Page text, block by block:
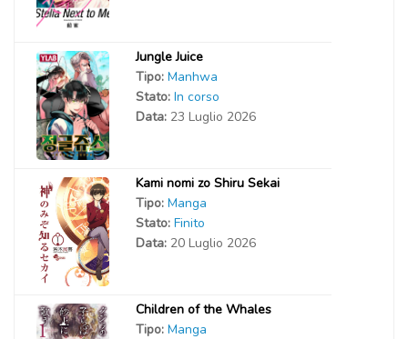
Jungle Juice
Tipo: Manhwa
Stato: In corso
Data: 23 Luglio 2026
Kami nomi zo Shiru Sekai
Tipo: Manga
Stato: Finito
Data: 20 Luglio 2026
Children of the Whales
Tipo: Manga